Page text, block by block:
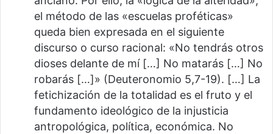
el método de las «escuelas proféticas»
queda bien expresada en el siguiente
discurso o curso racional: «No tendrás otros
dioses delante de mí […] No matarás […] No
robarás […]» (Deuteronomio 5,7-19). […] La
fetichización de la totalidad es el fruto y el
fundamento ideológico de la injusticia
antropológica, política, económica. No